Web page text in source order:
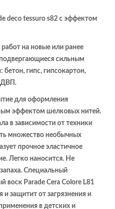
deco tessuro s82 с эффектом
на новые или ранее
сильным
гипс, гипсокартон,
ДВП.
для оформления
эффектом шелковых нитей.
в зависимости от техники
множество необычных
прочное эластичное
Легко наносится. Не
Специальный
воск Parade Cera Colore L81
защитит от загрязнения и
в детских и